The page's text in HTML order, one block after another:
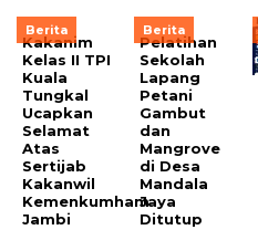
Berita
Kakanim
Kelas II TPI
Kuala
Tungkal
Ucapkan
Selamat
Atas
Sertijab
Kakanwil
Kemenkumham
Jambi
Berita
Pelatihan
Sekolah
Lapang
Petani
Gambut
dan
Mangrove
di Desa
Mandala
Jaya
Ditutup